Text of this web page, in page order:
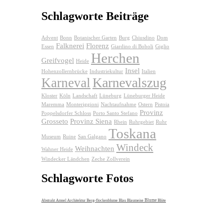
Schlagworte Beiträge
Advent Bonn Botanischer Garten Burg Chiusdino Dom
Essen Falknerei Florenz Giardino di Boboli Giglio
Greifvogel Heide Herchen
Hohenzollernbrücke Industriekultur Insel Italien
Karneval Karnevalszug
Kloster Köln Landschaft Lüneburg Lüneburger Heide
Maremma Monteriggioni Nachtaufnahme Ostern Pistoia
Poppelsdorfer Schloss Porto Santo Stefano Provinz
Grosseto Provinz Siena Rhein Ruhrgebiet Ruhr
Museum Ruine San Galgano Toskana
Wahner Heide Weihnachten Windeck
Windecker Ländchen Zeche Zollverein
Schlagworte Fotos
Abstrakt Amsel Architektur Berg-flockenblume Blau Blaumeise Blume Blüte